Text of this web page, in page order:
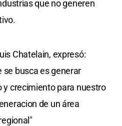
que no generen
Chatelain, expresó:
se busca es generar
crecimiento para nuestro
de un área